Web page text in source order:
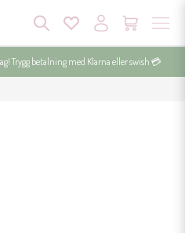
Trygg betalning med Klarna eller swish 💳